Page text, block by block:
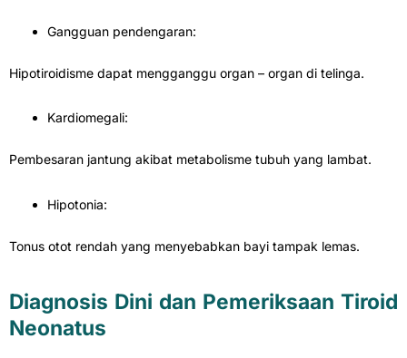
Gangguan pendengaran:
Hipotiroidisme dapat mengganggu organ – organ di telinga.
Kardiomegali:
Pembesaran jantung akibat metabolisme tubuh yang lambat.
Hipotonia:
Tonus otot rendah yang menyebabkan bayi tampak lemas.
Diagnosis Dini dan Pemeriksaan Tiroid
Neonatus